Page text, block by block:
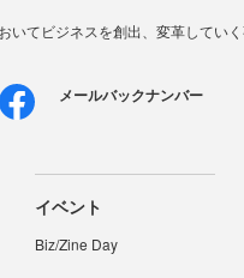
いてビジネスを創出、変革してい
メールバックナンバー
イベント
Biz/Zine Day